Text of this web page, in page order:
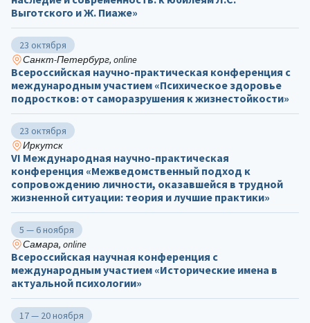
Выготского и Ж. Пиаже»
23 октября
Санкт-Петербург, online
Всероссийская научно-практическая конференция с
международным участием «Психическое здоровье
подростков: от саморазрушения к жизнестойкости»
23 октября
Иркутск
VI Международная научно-практическая
конференция «Межведомственный подход к
сопровождению личности, оказавшейся в трудной
жизненной ситуации: теория и лучшие практики»
5 — 6 ноября
Самара, online
Всероссийская научная конференция с
международным участием «Исторические имена в
актуальной психологии»
17 — 20 ноября